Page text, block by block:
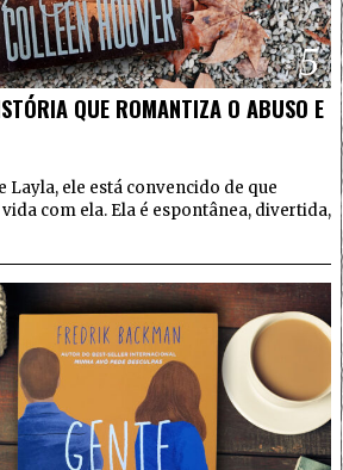
5
QUE ROMANTIZA O ABUSO E
Layla, ele está convencido de que
com ela. Ela é espontânea, divertida,